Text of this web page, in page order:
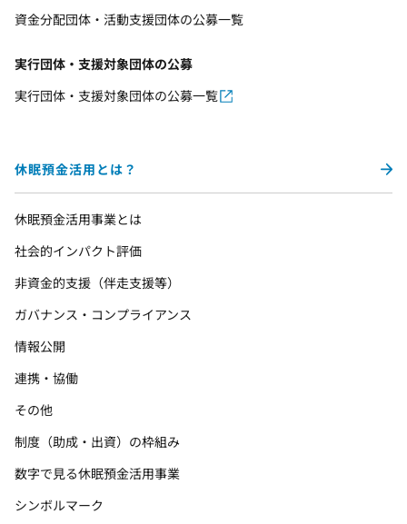
資金分配団体・活動支援団体の公募一覧
実行団体・支援対象団体の公募
実行団体・支援対象団体の公募一覧
休眠預金活用とは？
休眠預金活用事業とは
社会的インパクト評価
非資金的支援（伴走支援等）
ガバナンス・コンプライアンス
情報公開
連携・協働
その他
制度（助成・出資）の枠組み
数字で見る休眠預金活用事業
シンボルマーク